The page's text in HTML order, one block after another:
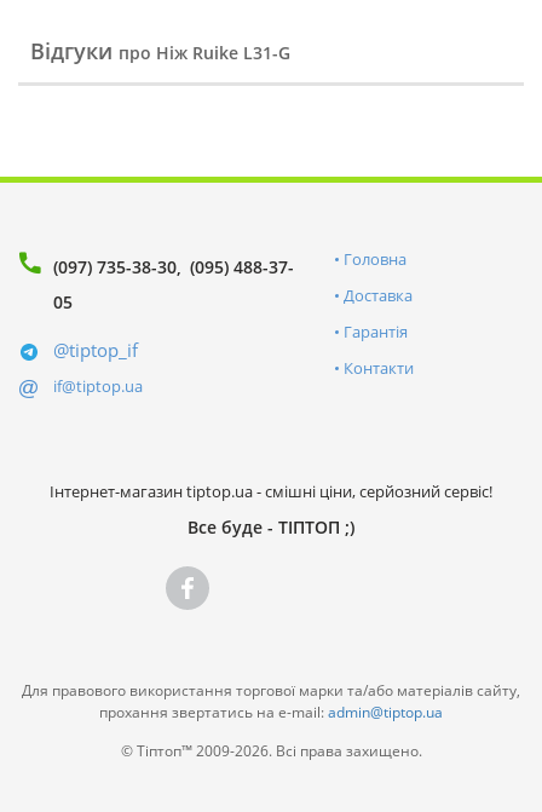
Відгуки про Ніж Ruike L31-G
(097) 735-38-30 (095) 488-37-
05
@tiptop_if
if@tiptop.ua
Головна
Доставка
Гарантія
Контакти
Інтернет-магазин tiptop.ua - смішні ціни, серйозний сервіс!
Все буде - ТІПТОП ;)
Для правового використання торгової марки та/або матеріалів сайту,
прохання звертатись на e-mail:admin@tiptop.ua
© Тіптоп™ 2009-2026. Всі права захищено.